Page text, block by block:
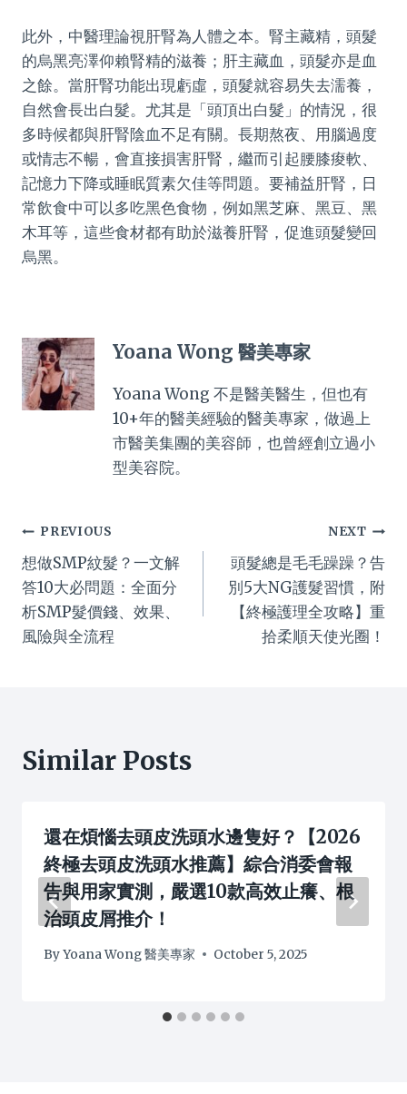
此外，中醫理論視肝腎為人體之本。腎主藏精，頭髮
的烏黑亮澤仰賴腎精的滋養；肝主藏血，頭髮亦是血
之餘。當肝腎功能出現虧虛，頭髮就容易失去濡養，
自然會長出白髮。尤其是「頭頂出白髮」的情況，很
多時候都與肝腎陰血不足有關。長期熬夜、用腦過度
或情志不暢，會直接損害肝腎，繼而引起腰膝痠軟、
記憶力下降或睡眠質素欠佳等問題。要補益肝腎，日
常飲食中可以多吃黑色食物，例如黑芝麻、黑豆、黑
木耳等，這些食材都有助於滋養肝腎，促進頭髮變回
烏黑。
Yoana Wong 醫美專家
Yoana Wong 不是醫美醫生，但也有
10+年的醫美經驗的醫美專家，做過上
市醫美集團的美容師，也曾經創立過小
型美容院。
Post
navigation
PREVIOUS
想做SMP紋髮？一文解
答10大必問題：全面分
析SMP髮價錢、效果、
風險與全流程
NEXT
頭髮總是毛毛躁躁？告
別5大NG護髮習慣，附
【終極護理全攻略】重
拾柔順天使光圈！
Similar Posts
還在煩惱去頭皮洗頭水邊隻好？【2026
終極去頭皮洗頭水推薦】綜合消委會報
告與用家實測，嚴選10款高效止癢、根
治頭皮屑推介！
ByYoana Wong 醫美專家 October 5, 2025